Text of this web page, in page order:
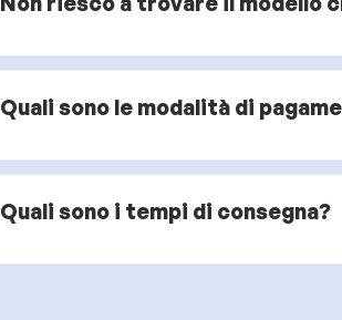
Quali sono le modalità di
Quali sono i tempi di consegna?